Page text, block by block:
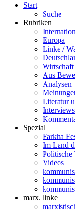
Start
Suche
Rubriken
Europa
Linke /
Wirtschaft
Aus
Analysen
Literatur
Interviews
Spezial
Farkha
Im Land
Politische
Videos
marx. linke